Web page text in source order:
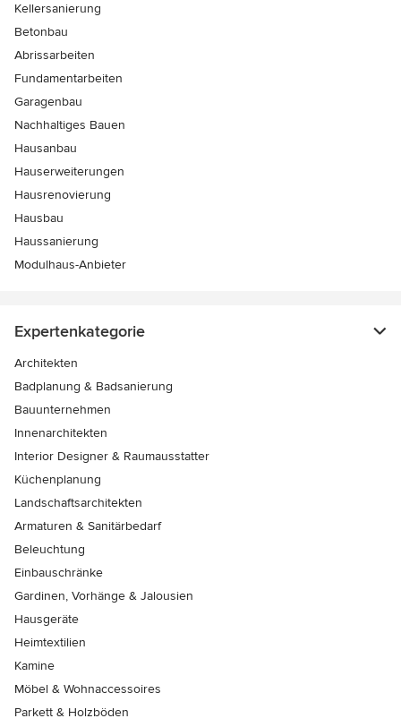
Kellersanierung
Betonbau
Abrissarbeiten
Fundamentarbeiten
Garagenbau
Nachhaltiges Bauen
Hausanbau
Hauserweiterungen
Hausrenovierung
Hausbau
Haussanierung
Modulhaus-Anbieter
Expertenkategorie
Architekten
Badplanung & Badsanierung
Bauunternehmen
Innenarchitekten
Interior Designer & Raumausstatter
Küchenplanung
Landschaftsarchitekten
Armaturen & Sanitärbedarf
Beleuchtung
Einbauschränke
Gardinen, Vorhänge & Jalousien
Hausgeräte
Heimtextilien
Kamine
Möbel & Wohnaccessoires
Parkett & Holzböden